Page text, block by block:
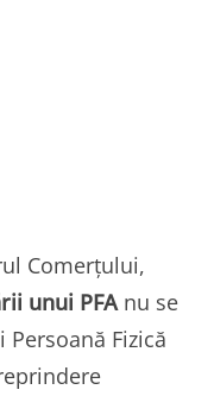
Comerțului,
unui PFAnu se
Persoană Fizică